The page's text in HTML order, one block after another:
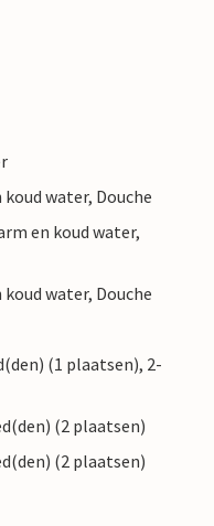
water, Douche
en koud water,
water, Douche
(1 plaatsen), 2-
(2 plaatsen)
(2 plaatsen)